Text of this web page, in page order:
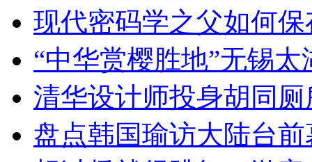
现代密码学之父如何
“中华赏樱胜地”无锡
清华设计师投身胡同
盘点韩国瑜访大陆台